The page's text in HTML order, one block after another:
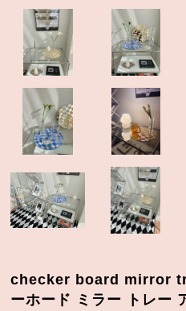
checker board mirror
ーホード ミラー トレー